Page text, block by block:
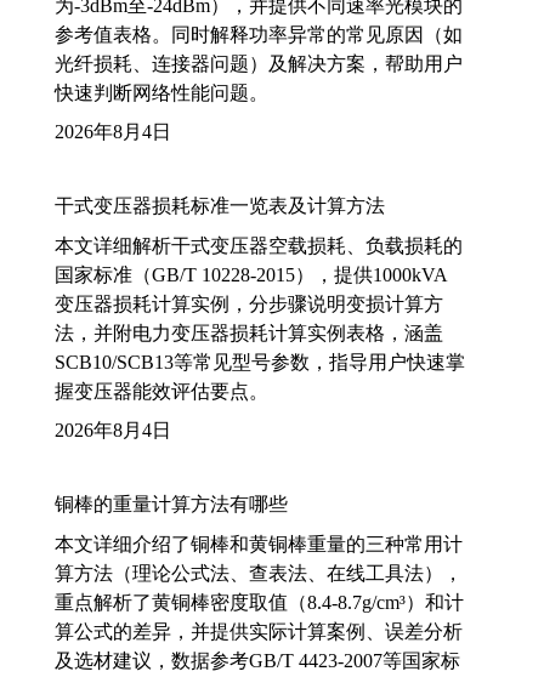
为-3dBm至-24dBm），并提供不同速率光模块的
参考值表格。同时解释功率异常的常见原因（如
光纤损耗、连接器问题）及解决方案，帮助用户
快速判断网络性能问题。
2026年8月4日
干式变压器损耗标准一览表及计算方法
本文详细解析干式变压器空载损耗、负载损耗的
国家标准（GB/T 10228-2015），提供1000kVA
变压器损耗计算实例，分步骤说明变损计算方
法，并附电力变压器损耗计算实例表格，涵盖
SCB10/SCB13等常见型号参数，指导用户快速掌
握变压器能效评估要点。
2026年8月4日
铜棒的重量计算方法有哪些
本文详细介绍了铜棒和黄铜棒重量的三种常用计
算方法（理论公式法、查表法、在线工具法），
重点解析了黄铜棒密度取值（8.4-8.7g/cm³）和计
算公式的差异，并提供实际计算案例、误差分析
及选材建议，数据参考GB/T 4423-2007等国家标